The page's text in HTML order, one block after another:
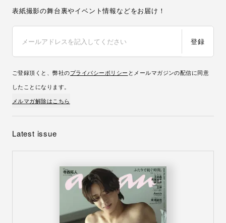
表紙撮影の舞台裏やイベント情報などをお届け！
登録
ご登録頂くと、弊社のプライバシーポリシー とメールマガジンの配信に同意
したことになります。
メルマガ解除はこちら
Latest issue